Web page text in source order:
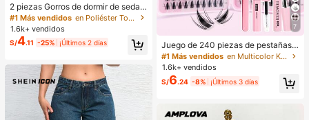
2 piezas Gorros de dormir de seda y
satén de lujo, unicolor, gorros elásti
cos de protección del cabello, liger
os y cómodos para usar toda la noc
he, cuidado del cabello, ducha, ajus
te suave al cuero cabelludo, para el
la
#1 Más vendidos
en Poliéster Toallas para el cabello
1.6k+ vendidos
S/4.11 -25% ¡Últimos 2 días
7
Juego de 240 piezas de pestañas p
ostizas de hada, herramienta de ma
quillaje de verano, natural y delicad
a, crea un maquillaje de ojos de dib
ujos animados exquisito, diseño de l
os, reutilizable, alta relación costo-
#1 Más vendidos
en Multicolor Kits de pestañas postizas y adhesivo
1.6k+ vendidos
S/6.24 -8% ¡Últimos 3 días